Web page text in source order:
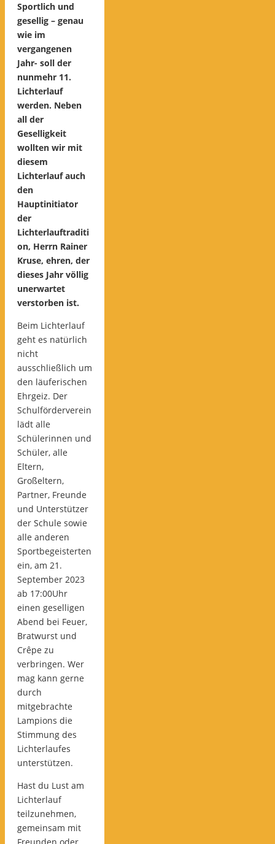
Sportlich und
gesellig – genau
wie im
vergangenen
Jahr- soll der
nunmehr 11.
Lichterlauf
werden. Neben
all der
Geselligkeit
wollten wir mit
diesem
Lichterlauf auch
den
Hauptinitiator
der
Lichterlauftraditi
on, Herrn Rainer
Kruse, ehren, der
dieses Jahr völlig
unerwartet
verstorben ist.
Beim Lichterlauf
geht es natürlich
nicht
ausschließlich um
den läuferischen
Ehrgeiz. Der
Schulförderverein
lädt alle
Schülerinnen und
Schüler, alle
Eltern,
Großeltern,
Partner, Freunde
und Unterstützer
der Schule sowie
alle anderen
Sportbegeisterten
ein, am 21.
September 2023
ab 17:00Uhr
einen geselligen
Abend bei Feuer,
Bratwurst und
Crêpe zu
verbringen. Wer
mag kann gerne
durch
mitgebrachte
Lampions die
Stimmung des
Lichterlaufes
unterstützen.
Hast du Lust am
Lichterlauf
teilzunehmen,
gemeinsam mit